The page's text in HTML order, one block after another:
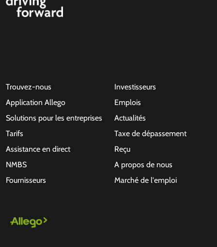
Trouvez-nous
Application Allego
Solutions pour les entreprises
Tarifs
Assistance en direct
NMBS
Fournisseurs
Investisseurs
Emplois
Actualités
Taxe de dépassement
Reçu
A propos de nous
Marché de l'emploi